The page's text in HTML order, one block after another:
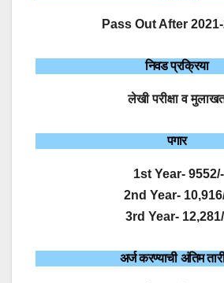
Pass Out After
निवड प्रक्रिया
लेखी परीक्षा व
पगार
1st Year- 9552/-
2nd Year-
3rd Year-
अर्ज करण्याची अंतिम